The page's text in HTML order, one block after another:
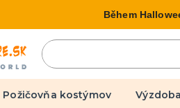
Během
Požičovňa kostýmov